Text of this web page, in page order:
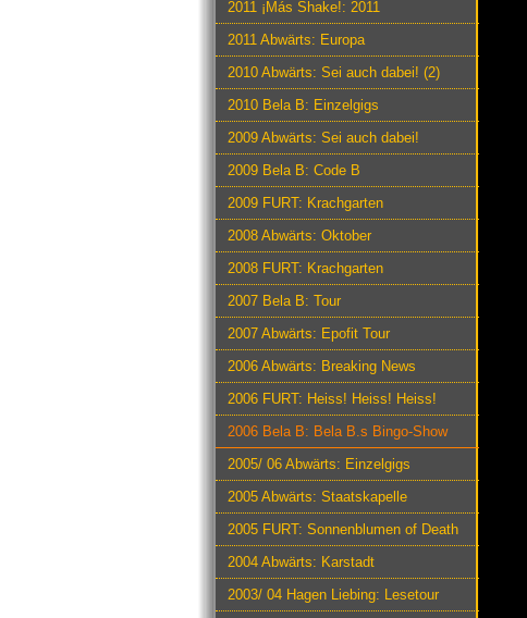
2011 ¡Más Shake!: 2011
2011 Abwärts: Europa
2010 Abwärts: Sei auch dabei! (2)
2010 Bela B: Einzelgigs
2009 Abwärts: Sei auch dabei!
2009 Bela B: Code B
2009 FURT: Krachgarten
2008 Abwärts: Oktober
2008 FURT: Krachgarten
2007 Bela B: Tour
2007 Abwärts: Epofit Tour
2006 Abwärts: Breaking News
2006 FURT: Heiss! Heiss! Heiss!
2006 Bela B: Bela B.s Bingo-Show
2005/ 06 Abwärts: Einzelgigs
2005 Abwärts: Staatskapelle
2005 FURT: Sonnenblumen of Death
2004 Abwärts: Karstadt
2003/ 04 Hagen Liebing: Lesetour